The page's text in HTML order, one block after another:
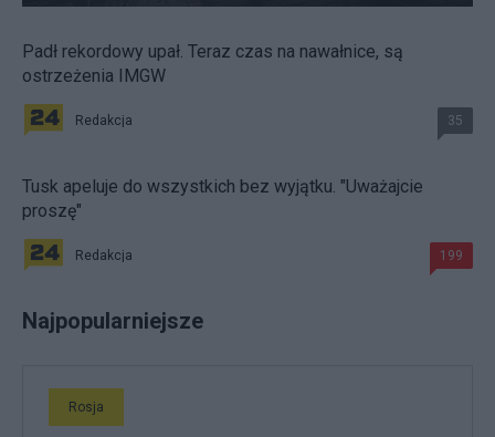
Padł rekordowy upał. Teraz czas na nawałnice, są
ostrzeżenia IMGW
Redakcja 35
Tusk apeluje do wszystkich bez wyjątku. "Uważajcie
proszę"
Redakcja 199
Najpopularniejsze
Rosja